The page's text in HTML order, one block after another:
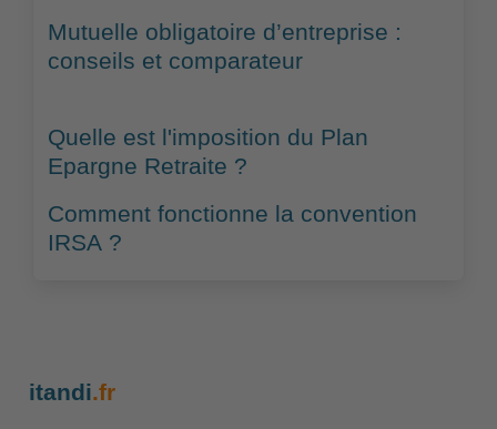
Mutuelle obligatoire d’entreprise :
conseils et comparateur
Quelle est l'imposition du Plan
Epargne Retraite ?
Comment fonctionne la convention
IRSA ?
itandi.fr